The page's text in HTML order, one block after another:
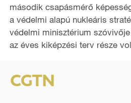
V
i
e
második csapásmérő
a védelmi alapú nukleáris
védelmi minisztérium
az éves kiképzési terv része